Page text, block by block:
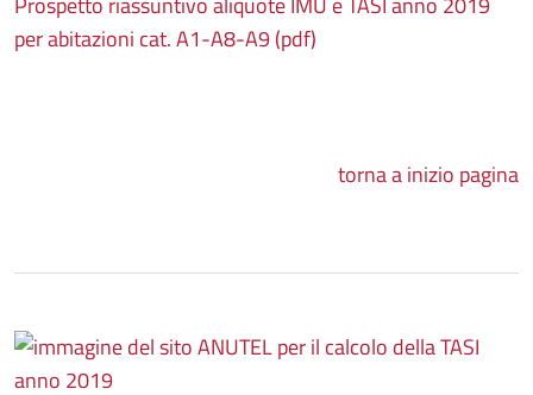
per abitazioni cat. A1-A8-A9 (pdf)
torna a inizio pagina